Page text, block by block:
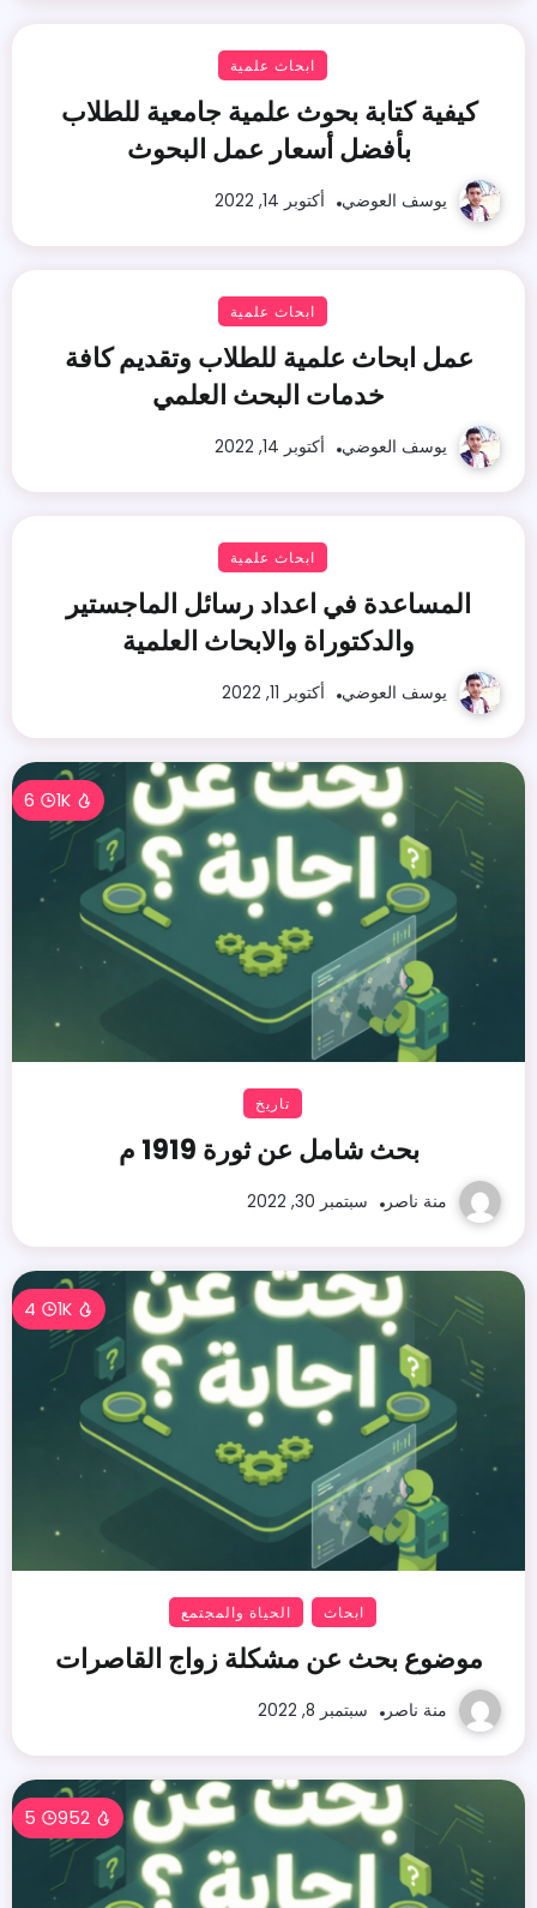
ابحاث علمية
كيفية كتابة بحوث علمية جامعية للطلاب
بأفضل أسعار عمل البحوث
يوسف العوضي أكتوبر 14, 2022
ابحاث علمية
عمل ابحاث علمية للطلاب وتقديم كافة
خدمات البحث العلمي
يوسف العوضي أكتوبر 14, 2022
ابحاث علمية
المساعدة في اعداد رسائل الماجستير
والدكتوراة والابحاث العلمية
يوسف العوضي أكتوبر 11, 2022
1K
6
تاريخ
بحث شامل عن ثورة 1919 م
منة ناصر سبتمبر 30, 2022
1K
4
ابحاث الحياة والمجتمع
موضوع بحث عن مشكلة زواج القاصرات
منة ناصر سبتمبر 8, 2022
952
5